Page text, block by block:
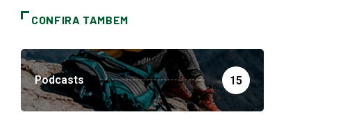
CONFIRA TAMBEM
Podcasts 15